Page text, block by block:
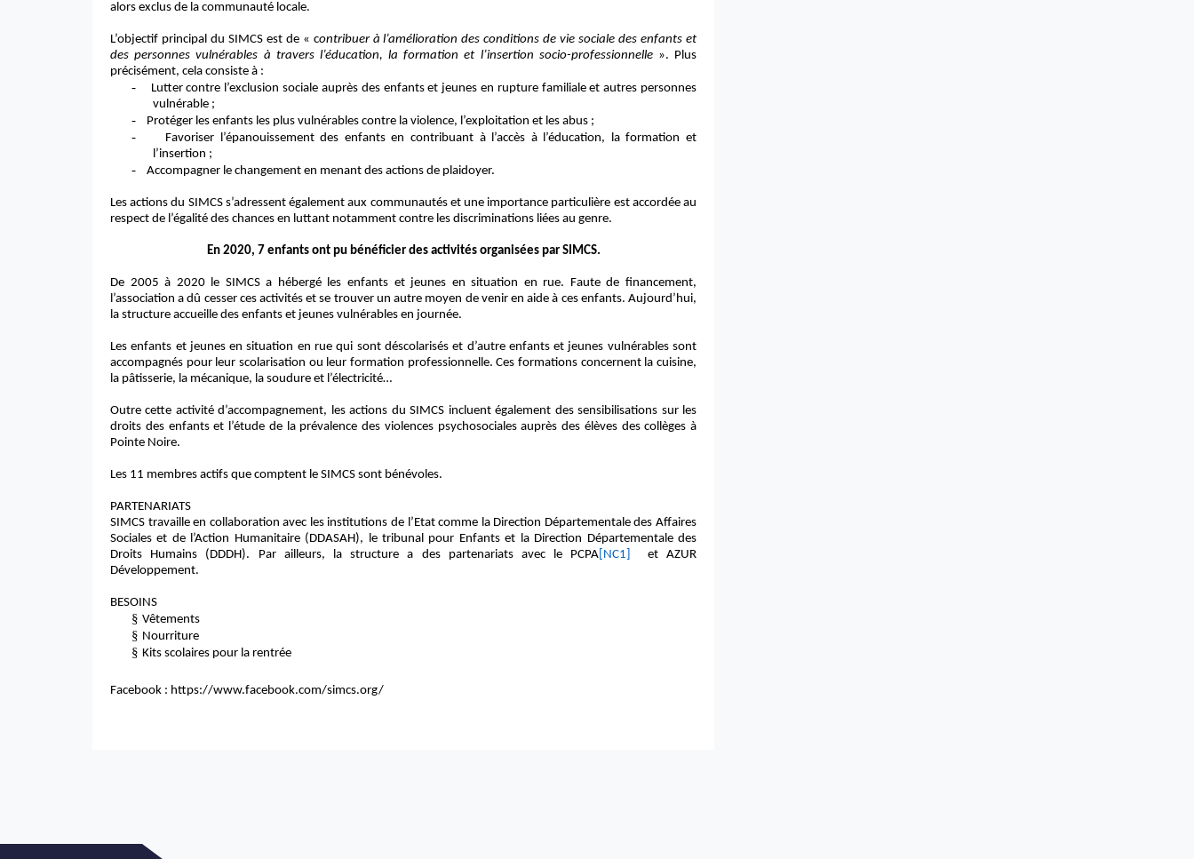
alors exclus de la communauté locale.
L’objectif principal du SIMCS est de « contribuer à l’amélioration des conditions de vie sociale des enfants et
des personnes vulnérables à travers l’éducation, la formation et l’insertion socio-professionnelle». Plus
précisément, cela consiste à :
-
Lutter contre l’exclusion sociale auprès des enfants et jeunes en rupture familiale et autres personnes
vulnérable ;
- Protéger les enfants les plus vulnérables contre la violence, l’exploitation et les abus ;
-
Favoriser l’épanouissement des enfants en contribuant à l’accès à l’éducation, la formation et
l’insertion ;
- Accompagner le changement en menant des actions de plaidoyer.
Les actions du SIMCS s’adressent également aux communautés et une importance particulière estaccordée au
respect de l’égalité des chances en luttant notamment contre les discriminations liées au genre.
En 2020, 7 enfants ont pu bénéficier des activités organisées par SIMCS.
De 2005 à 2020 le SIMCS a hébergé les enfants et jeunes en situation en rue. Faute de financement,
l’association a dû cesser ces activités et se trouver un autre moyen de venir en aide à ces enfants. Aujourd’hui,
la structure accueille des enfants et jeunes vulnérables en journée.
Les enfants et jeunes en situation en rue qui sont déscolarisés et d’autre enfants et jeunes vulnérables sont
accompagnés pour leur scolarisation ou leur formation professionnelle. Ces formations concernent la cuisine,
la pâtisserie, la mécanique, la soudure et l’électricité…
Outre cette activité d’accompagnement, les actions du SIMCS incluent également des sensibilisations sur les
droits des enfants et l’étude de la prévalence des violences psychosociales auprès des élèves des collèges à
Pointe Noire.
Les 11 membres actifs que comptent le SIMCS sont bénévoles.
PARTENARIATS
SIMCS travaille en collaboration avec les institutions de l’Etat comme la Direction Départementale des Affaires
Sociales et de l’Action Humanitaire (DDASAH), le tribunal pour Enfants et la Direction Départementale des
Droits Humains (DDDH). Par ailleurs, la structure a des partenariats avec le PCPA [NC1]
et AZUR
Développement.
BESOINS
§ Vêtements
§ Nourriture
§ Kits scolaires pour la rentrée
Facebook : https://www.facebook.com/simcs.org/